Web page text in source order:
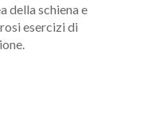
della schiena e
esercizi di